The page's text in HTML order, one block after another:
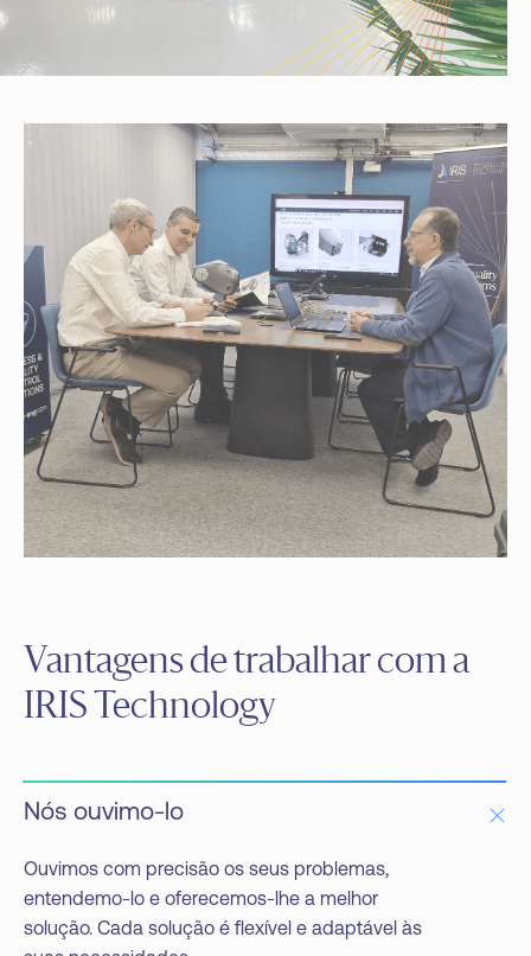
Vantagens de trabalhar com a
IRIS Technology
Nós ouvimo-lo
Ouvimos com precisão os seus problemas,
entendemo-lo e oferecemos-lhe a melhor
solução. Cada solução é flexível e adaptável às